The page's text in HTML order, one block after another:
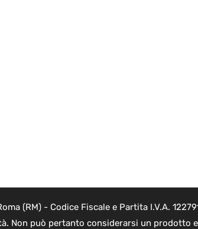
(RM) - Codice Fiscale e Partita I.V.A.
Non può pertanto considerarsi un prodotto